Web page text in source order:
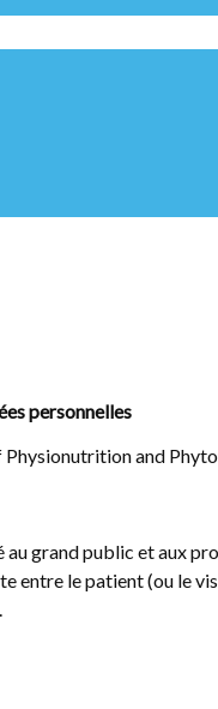
personnelles
Physionutrition and
grand public et aux
entre le patient (ou le